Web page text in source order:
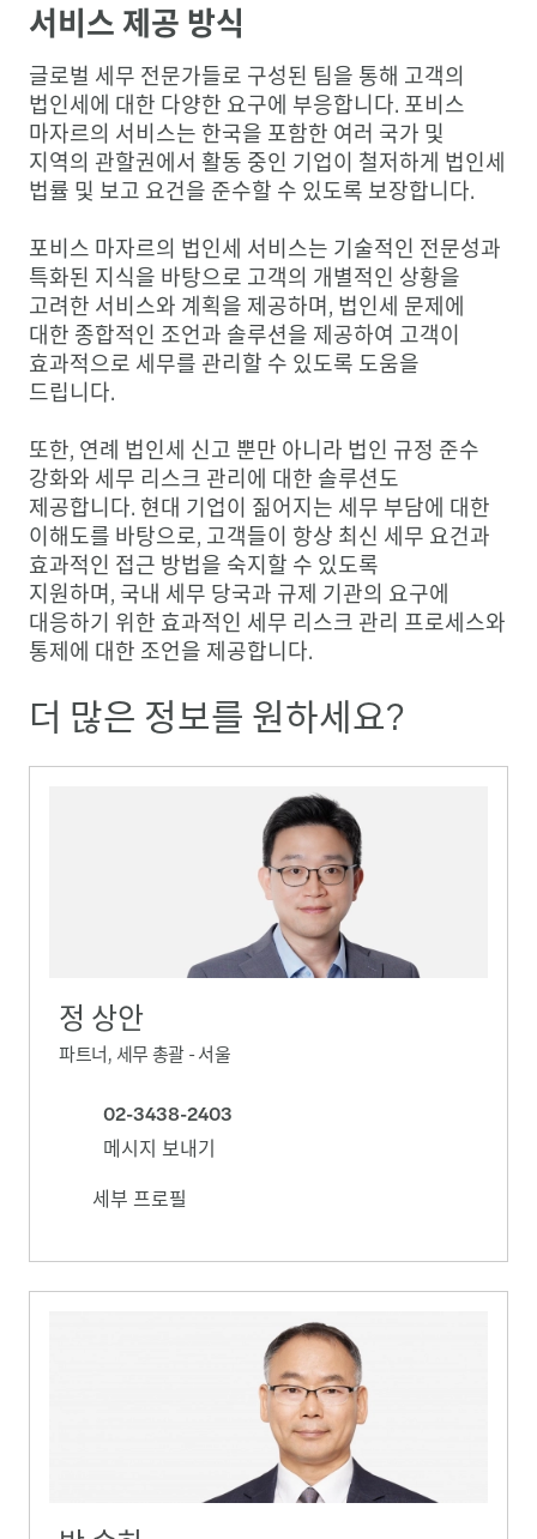
서비스 제공 방식
글로벌 세무 전문가들로 구성된 팀을 통해 고객의
법인세에 대한 다양한 요구에 부응합니다. 포비스
마자르의 서비스는 한국을 포함한 여러 국가 및
지역의 관할권에서 활동 중인 기업이 철저하게 법인세
법률 및 보고 요건을 준수할 수 있도록 보장합니다.
포비스 마자르의 법인세 서비스는 기술적인 전문성과
특화된 지식을 바탕으로 고객의 개별적인 상황을
고려한 서비스와 계획을 제공하며, 법인세 문제에
대한 종합적인 조언과 솔루션을 제공하여 고객이
효과적으로 세무를 관리할 수 있도록 도움을
드립니다.
또한, 연례 법인세 신고 뿐만 아니라 법인 규정 준수
강화와 세무 리스크 관리에 대한 솔루션도
제공합니다. 현대 기업이 짊어지는 세무 부담에 대한
이해도를 바탕으로, 고객들이 항상 최신 세무 요건과
효과적인 접근 방법을 숙지할 수 있도록
지원하며, 국내 세무 당국과 규제 기관의 요구에
대응하기 위한 효과적인 세무 리스크 관리 프로세스와
통제에 대한 조언을 제공합니다.
더 많은 정보를 원하세요?
정 상안
파트너, 세무 총괄 - 서울
02-3438-2403
메시지 보내기
세부 프로필